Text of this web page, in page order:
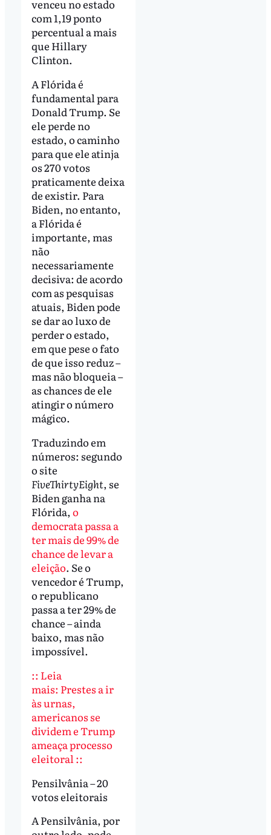
venceu no estado
com 1,19 ponto
percentual a mais
que Hillary
Clinton.
A Flórida é
fundamental para
Donald Trump. Se
ele perde no
estado, o caminho
para que ele atinja
os 270 votos
praticamente deixa
de existir. Para
Biden, no entanto,
a Flórida é
importante, mas
não
necessariamente
decisiva: de acordo
com as pesquisas
atuais, Biden pode
se dar ao luxo de
perder o estado,
em que pese o fato
de que isso reduz –
mas não bloqueia –
as chances de ele
atingir o número
mágico.
Traduzindo em
números: segundo
o site
FiveThirtyEight, se
Biden ganha na
Flórida, o
democrata passa a
ter mais de 99% de
chance de levar a
eleição. Se o
vencedor é Trump,
o republicano
passa a ter 29% de
chance – ainda
baixo, mas não
impossível.
:: Leia
mais: Prestes a ir
às urnas,
americanos se
dividem e Trump
ameaça processo
eleitoral ::
Pensilvânia – 20
votos eleitorais
A Pensilvânia, por